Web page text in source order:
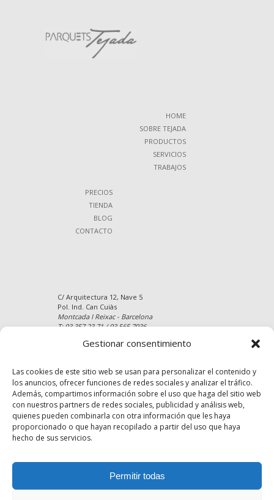
Gestionar consentimiento
Las cookies de este sitio web se usan para personalizar el contenido y
los anuncios, ofrecer funciones de redes sociales y analizar el tráfico.
Además, compartimos información sobre el uso que haga del sitio web
con nuestros partners de redes sociales, publicidad y análisis web,
quienes pueden combinarla con otra información que les haya
proporcionado o que hayan recopilado a partir del uso que haya
hecho de sus servicios.
Permitir todas
HOME
SOBRE TEJADA
PRODUCTOS
SERVICIOS
TRABAJOS
PRECIOS
TIENDA
BLOG
CONTACTO
C/ Arquitectura 12, Nave 5
Pol. Ind. Can Cuiàs
Montcada I Reixac - Barcelona
T: 93 357 23 71 / 93 565 7936
Website: https://www.parquetstejada.com
Mapa del Sitio